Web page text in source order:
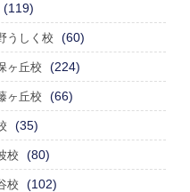
(119)
うしく校 (60)
ヶ丘校 (224)
ヶ丘校 (66)
(35)
校 (80)
校 (102)